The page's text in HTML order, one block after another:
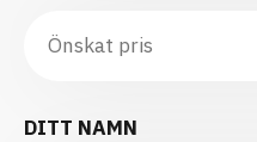
DITT NAMN